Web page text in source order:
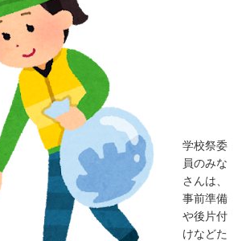
学校祭委
員のみな
さんは、
事前準備
や後片付
けなどた